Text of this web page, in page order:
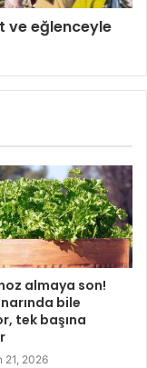
ve eğlenceyle
almaya son!
bile
tek başına
21, 2026